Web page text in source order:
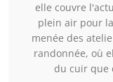
elle couvre
plein air pour
menée des
randonnée, où
du cuir que